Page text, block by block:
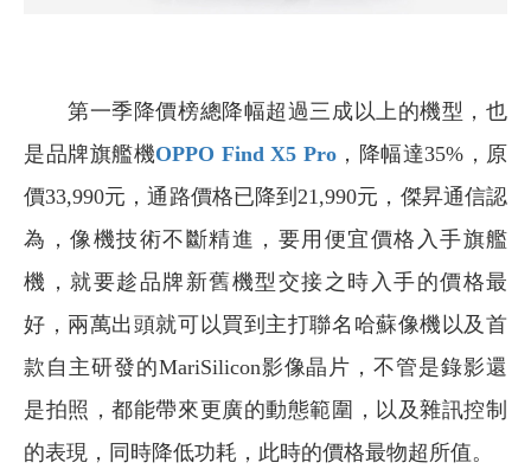
第一季降價榜總降幅超過三成以上的機型，也
是品牌旗艦機OPPO Find X5 Pro，降幅達35%，原
價33,990元，通路價格已降到21,990元，傑昇通信認
為，像機技術不斷精進，要用便宜價格入手旗艦
機，就要趁品牌新舊機型交接之時入手的價格最
好，兩萬出頭就可以買到主打聯名哈蘇像機以及首
款自主研發的MariSilicon影像晶片，不管是錄影還
是拍照，都能帶來更廣的動態範圍，以及雜訊控制
的表現，同時降低功耗，此時的價格最物超所值。